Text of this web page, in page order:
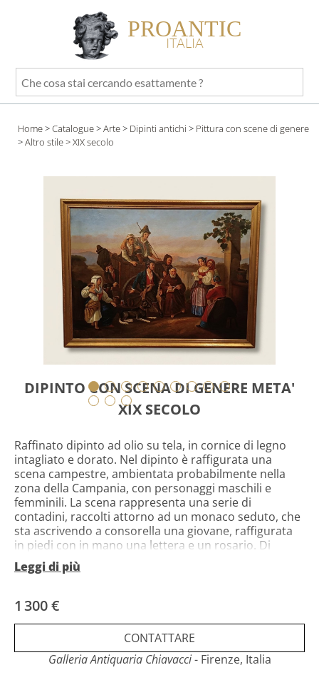
PROANTIC
ITALIA
Che
cosa
cercando
esattamente
Home>Catalogue>Arte> Dipinti antichi > Pittura con scene di genere
>Altro stile> XIX secolo
DIPINTO CON SCENA DI GENERE META'
XIX SECOLO
Raffinato dipinto ad olio su tela, in cornice di legno
intagliato e dorato. Nel dipinto è raffigurata una
scena campestre, ambientata probabilmente nella
zona della Campania, con personaggi maschili e
femminili. La scena rappresenta una serie di
contadini, raccolti attorno ad un monaco seduto, che
sta ascrivendo a consorella una giovane, raffigurata
in piedi con in mano una lettera e un rosario. Di
questo dipinto possiamo apprezzare la tecnica
stilistica e figurativa, nella caratterizzazione dei
grande gusto ed eleganza, in grado di arredare con
Filippo Palizzo, pittore napoletano attivo intorno alla
metà del XIX secolo. Manifattura napoletana della
metà del XIX secolo.
Leggi di più
1 300 €
CONTATTARE
Galleria Antiquaria Chiavacci- Firenze, Italia